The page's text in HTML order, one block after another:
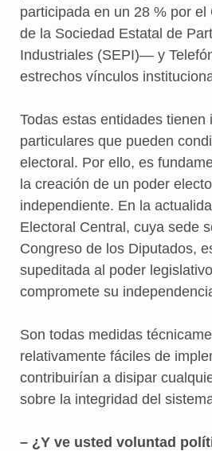
participada en un 28 % por
de la Sociedad Estatal de
Industriales (SEPI)— y
estrechos vínculos
Todas estas entidades tienen
particulares que pueden
electoral. Por ello, es
la creación de un poder
independiente. En la
Electoral Central, cuya sede
Congreso de los Diputados,
supeditada al poder
compromete su
Son todas medidas
relativamente fáciles de
contribuirían a disipar
sobre la integridad del
– ¿Y ve usted voluntad